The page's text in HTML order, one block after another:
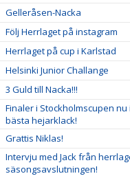
Gelleråsen-Nacka
Följ Herrlaget på instagram
Herrlaget på cup i Karlstad
Helsinki Junior Challange
3 Guld till Nacka!!!
Finaler i Stockholmscupen nu
bästa hejarklack!
Grattis Niklas!
Intervju med Jack från
säsongsavslutningen!